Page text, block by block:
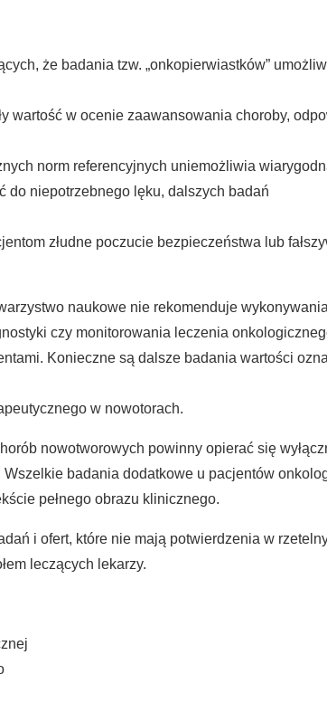
że badania tzw. „onkopierwiastków”
wartość w ocenie zaawansowania choroby,
norm referencyjnych uniemożliwia
do niepotrzebnego lęku, dalszych badań
złudne poczucie bezpieczeństwa lub
naukowe nie rekomenduje
czy monitorowania leczenia
Konieczne są dalsze badania wartości
w nowotorach.
nowotworowych powinny opierać się
badania dodatkowe u pacjentów
pełnego obrazu klinicznego.
i ofert, które nie mają potwierdzenia w
leczących lekarzy.